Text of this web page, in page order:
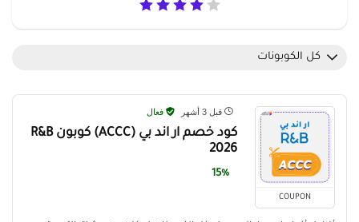
كل الكوبونات
COUPON
قبل 3 أشهر فعال
كود خصم ار اند بي (ACCC) كوبون R&B
2026
15%